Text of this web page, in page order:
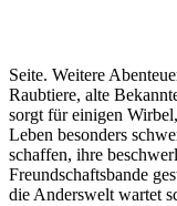
Seite. Weitere
Raubtiere, alte
sorgt für einigen
Leben besonders
schaffen, ihre
Freundschaftsbande
die Anderswelt wartet